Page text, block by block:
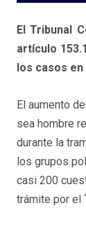
El Tribunal
artículo
los casos
El aumento
sea hombre
durante la
los grupos
casi 200
trámite por el